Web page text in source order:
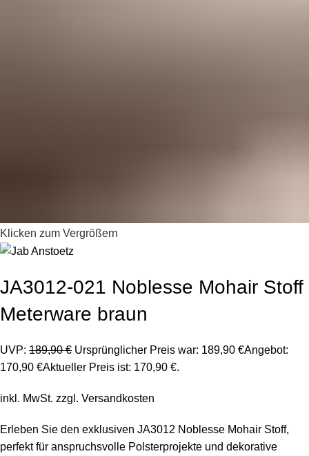
Klicken zum Vergrößern
JA3012-021 Noblesse Mohair Stoff
Meterware braun
UVP: 189,90€ Ursprünglicher Preis war: 189,90 €Angebot:
170,90 €Aktueller Preis ist: 170,90 €.
inkl. MwSt. zzgl. Versandkosten
Erleben Sie den exklusiven JA3012 Noblesse Mohair Stoff,
perfekt für anspruchsvolle Polsterprojekte und dekorative